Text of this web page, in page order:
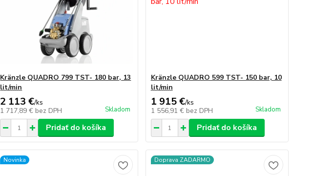
Kränzle QUADRO 799 TST- 180 bar, 13
lit/min
2 113 €/ks
1 717,89 € bez DPH Skladom
Pridať do košíka
Kränzle QUADRO 599 TST- 150 bar, 10
lit/min
1 915 €/ks
1 556,91 € bez DPH Skladom
Pridať do košíka
Novinka Doprava ZADARMO